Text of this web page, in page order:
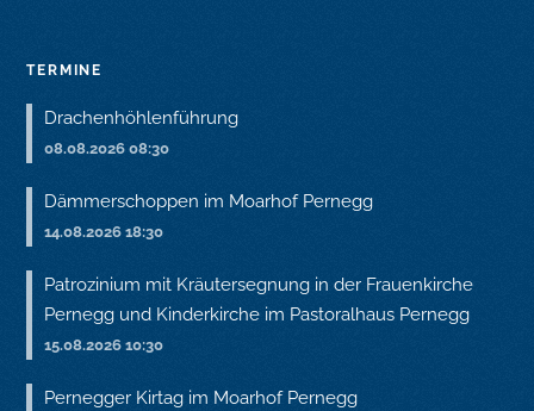
TERMINE
Drachenhöhlenführung
08.08.2026 08:30
Dämmerschoppen im Moarhof Pernegg
14.08.2026 18:30
Patrozinium mit Kräutersegnung in der Frauenkirche
Pernegg und Kinderkirche im Pastoralhaus Pernegg
15.08.2026 10:30
Pernegger Kirtag im Moarhof Pernegg